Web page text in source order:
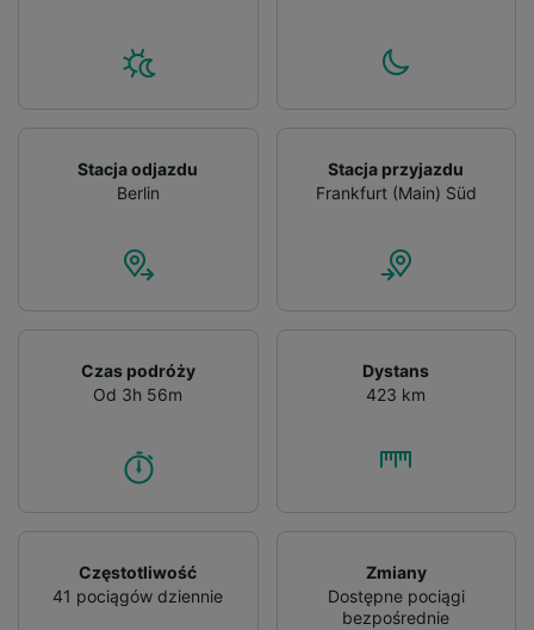
Stacja odjazdu
Berlin
Stacja przyjazdu
Frankfurt (Main) Süd
Czas podróży
Od 3h 56m
Dystans
423 km
Częstotliwość
41 pociągów dziennie
Zmiany
Dostępne pociągi
bezpośrednie